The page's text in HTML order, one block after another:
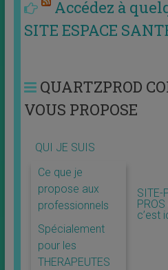
Accédez à
SITE ESPACE
QUARTZPROD
VOUS PROPOSE
QUI JE SUIS
Ce que je
propose aux
professionnels
Spécialement
pour les
THERAPEUTES
SITE-
c’est